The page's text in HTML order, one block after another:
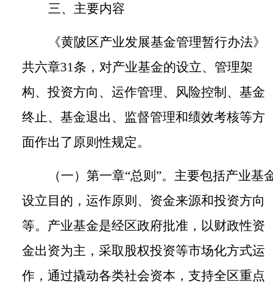
三、主要内容
《黄陂区产业发展基金管理暂行办法》
共六章31条，对产业基金的设立、管理架
构、投资方向、运作管理、风险控制、基金
终止、基金退出、监督管理和绩效考核等方
面作出了原则性规定。
（一）第一章“总则”。 主要包括产业基
设立目的，运作原则、资金来源和投资方向
等。产业基金是经区政府批准，以财政性资
金出资为主 ，采取股权投资等市场化方式运
作，通过撬动各类社会资本，支持全区重点